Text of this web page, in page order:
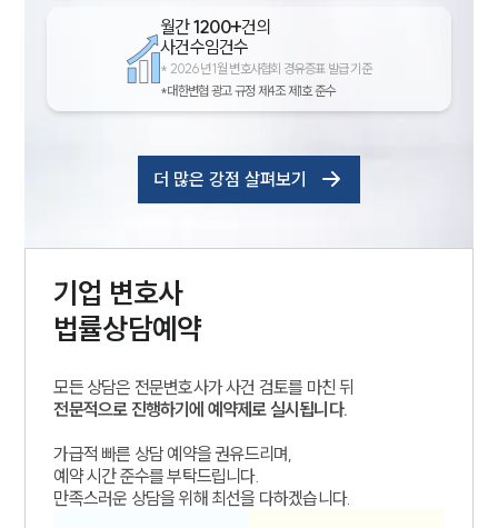
월간1200+건의
사건수임건수
* 2026년 1월 변호사협회 경유증표 발급 기준
*대한변협 광고 규정 제4조 제1호 준수
더 많은 강점 살펴보기
기업 변호사
법률상담예약
모든 상담은 전문변호사가 사건 검토를 마친 뒤
전문적으로 진행하기에 예약제로 실시됩니다.
가급적 빠른 상담 예약을 권유드리며,
예약 시간 준수를 부탁드립니다.
만족스러운 상담을 위해 최선을 다하겠습니다.